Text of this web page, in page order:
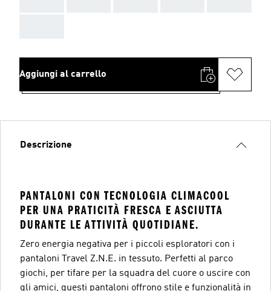
Aggiungi al carrello
Descrizione
PANTALONI CON TECNOLOGIA CLIMACOOL
PER UNA PRATICITÀ FRESCA E ASCIUTTA
DURANTE LE ATTIVITÀ QUOTIDIANE.
Zero energia negativa per i piccoli esploratori con i
pantaloni Travel Z.N.E. in tessuto. Perfetti al parco
giochi, per tifare per la squadra del cuore o uscire con
gli amici, questi pantaloni offrono stile e funzionalità in